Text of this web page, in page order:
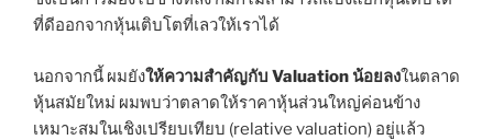
ที่ดีออกจากหุ้นเติบโตที่เลวให้เราได้
นอกจากนี้ ผมยังให้ความสำคัญกับ Valuation น้อยลงในตลาด
หุ้นสมัยใหม่ ผมพบว่าตลาดให้ราคาหุ้นส่วนใหญ่ค่อนข้าง
เหมาะสมในเชิงเปรียบเทียบ (relative valuation) อยู่แล้ว